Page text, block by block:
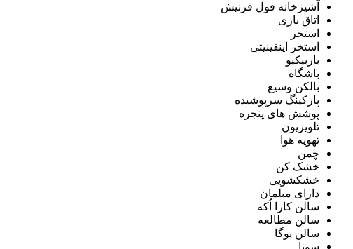
آشپزخانه فول فرنیش
اتاق بازی
استخر
استخر اینفینیتی
باربیکیو
باشگاه
بالکن وسیع
پارکینگ سرپوشیده
پوشش های پنجره
تلویزیون
تهویه هوا
چمن
خشک کن
خشکشویی
دارای مبلمان
سالن کارا اُکه
سالن مطالعه
سالن یوگا